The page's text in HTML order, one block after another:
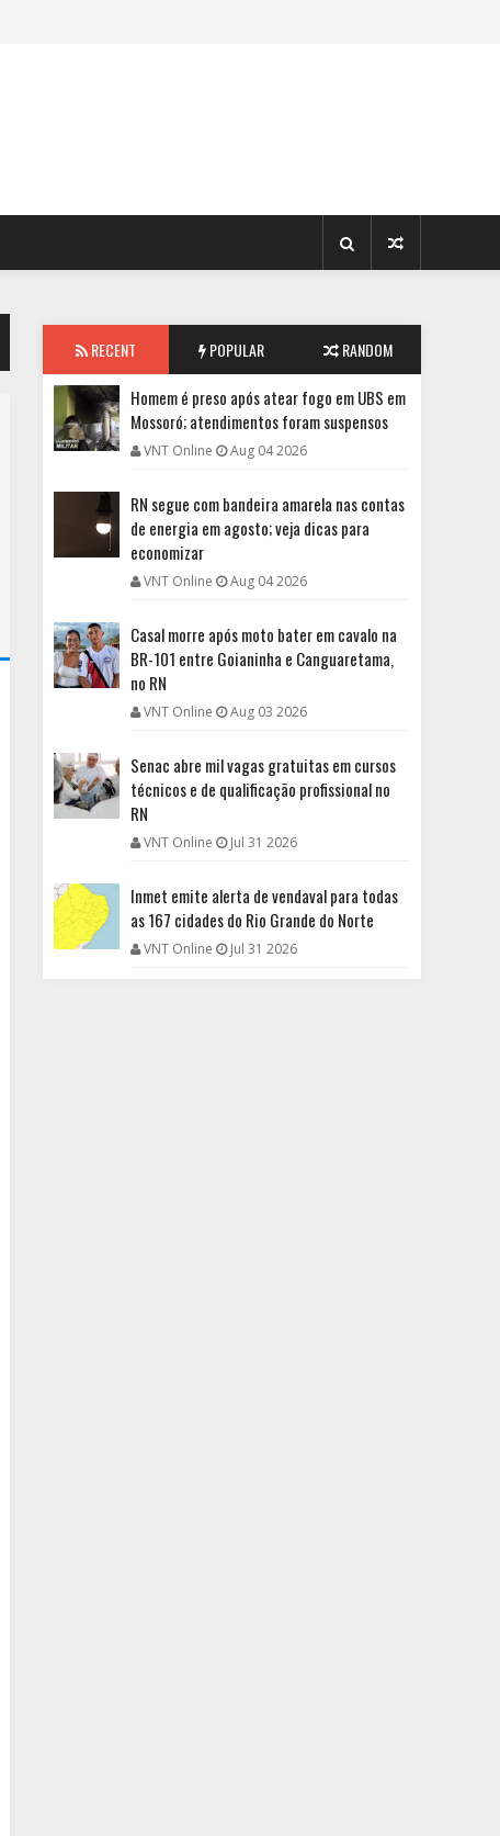
RECENT POPULAR RANDOM
Homem é preso após atear fogo em UBS em
Mossoró; atendimentos foram suspensos
VNT Online Aug 04 2026
RN segue com bandeira amarela nas contas
de energia em agosto; veja dicas para
economizar
VNT Online Aug 04 2026
Casal morre após moto bater em cavalo na
BR-101 entre Goianinha e Canguaretama,
no RN
VNT Online Aug 03 2026
Senac abre mil vagas gratuitas em cursos
técnicos e de qualificação profissional no
RN
VNT Online Jul 31 2026
Inmet emite alerta de vendaval para todas
as 167 cidades do Rio Grande do Norte
VNT Online Jul 31 2026